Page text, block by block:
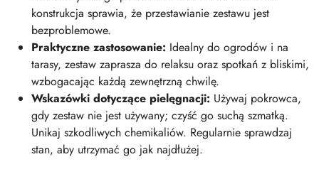
konstrukcja sprawia, że przestawianie zestawu jest
bezproblemowe.
Praktyczne zastosowanie: Idealny do ogrodów i na
tarasy, zestaw zaprasza do relaksu oraz spotkań z bliskimi,
wzbogacając każdą zewnętrzną chwilę.
Wskazówki dotyczące pielęgnacji: Używaj pokrowca,
gdy zestaw nie jest używany; czyść go suchą szmatką.
Unikaj szkodliwych chemikaliów. Regularnie sprawdzaj
stan, aby utrzymać go jak najdłużej.